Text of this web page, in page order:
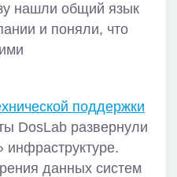
нашли общий язык
и поняли, что
поддержки
DosLab развернули
инфраструктуре.
данных систем